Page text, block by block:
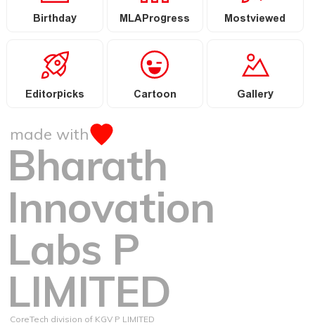
Birthday MLAProgress Mostviewed
Editorpicks Cartoon Gallery
made with
Bharath
Innovation
Labs P
LIMITED
CoreTech division of KGV P LIMITED